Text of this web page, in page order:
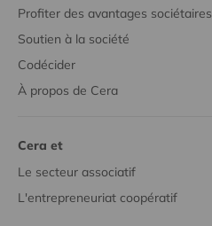
Profiter des avantages sociétaires
Soutien à la société
Codécider
À propos de Cera
Cera et
Le secteur associatif
L'entrepreneuriat coopératif